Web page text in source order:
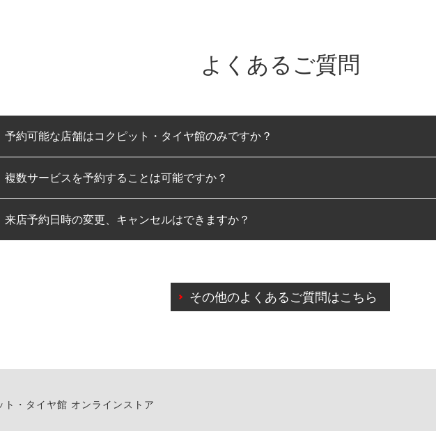
よくあるご質問
予約可能な店舗はコクピット・タイヤ館のみですか？
コクピット・タイヤ館のみとなります。
複数サービスを予約することは可能ですか？
複数サービスのご予約は可能です。
来店予約日時の変更、キャンセルはできますか？
また、やむを得ない事由によりご予約のキャンセルをご希望の際は、直接ご予約いた
その他のよくあるご質問はこちら
ト・タイヤ館 オンラインストア